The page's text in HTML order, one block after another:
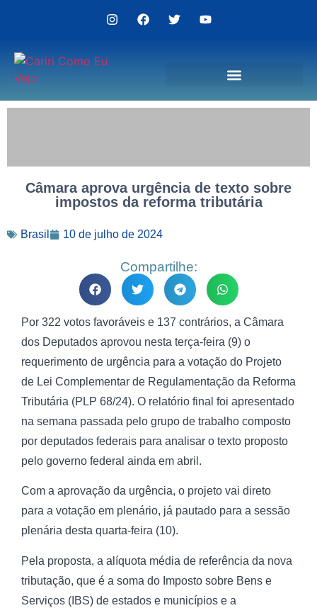
Câmara aprova urgência de texto sobre
impostos da reforma tributária
Brasil 10 de julho de 2024
Compartilhe:
Por 322 votos favoráveis e 137 contrários, a Câmara
dos Deputados aprovou nesta terça-feira (9) o
requerimento de urgência para a votação do Projeto
de Lei Complementar de Regulamentação da Reforma
Tributária (PLP 68/24). O relatório final foi apresentado
na semana passada pelo grupo de trabalho composto
por deputados federais para analisar o texto proposto
pelo governo federal ainda em abril.
Com a aprovação da urgência, o projeto vai direto
para a votação em plenário, já pautado para a sessão
plenária desta quarta-feira (10).
Pela proposta, a alíquota média de referência da nova
tributação, que é a soma do Imposto sobre Bens e
Serviços (IBS) de estados e municípios e a